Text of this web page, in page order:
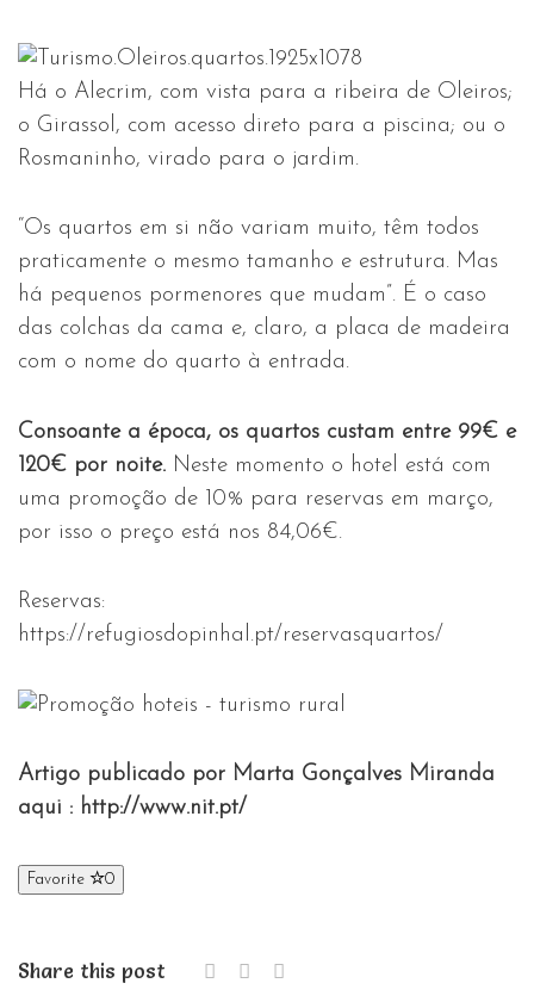
Há o Alecrim, com vista para a ribeira de Oleiros;
o Girassol, com acesso direto para a piscina; ou o
Rosmaninho, virado para o jardim.
“Os quartos em si não variam muito, têm todos
praticamente o mesmo tamanho e estrutura. Mas
há pequenos pormenores que mudam”. É o caso
das colchas da cama e, claro, a placa de madeira
com o nome do quarto à entrada.
Consoante a época, os quartos custam entre 99€ e
120€ por noite. Neste momento o hotel está com
uma promoção de 10% para reservas em março,
por isso o preço está nos 84,06€.
Reservas:
https://refugiosdopinhal.pt/reservasquartos/
Artigo publicado por Marta Gonçalves Miranda
aqui : http://www.nit.pt/
Favorite 0
Share this post